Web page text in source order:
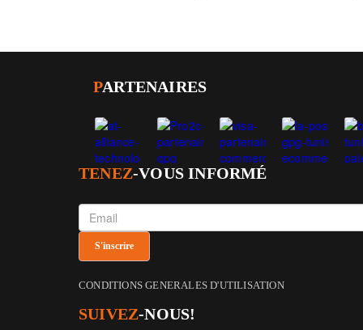
PARTENAIRES
TENEZ-VOUS INFORMÉ
CONDITIONS GENERALES D'UTILISATION
SUIVEZ-NOUS!